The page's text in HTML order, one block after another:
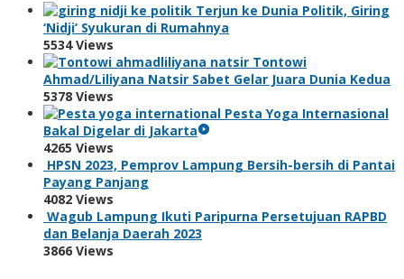
Terjun ke Dunia Politik, Giring
‘Nidji’ Syukuran di Rumahnya
5534 Views
Tontowi
Ahmad/Liliyana Natsir Sabet Gelar Juara Dunia Kedua
5378 Views
Pesta Yoga Internasional
Bakal Digelar di Jakarta
4265 Views
HPSN 2023, Pemprov Lampung Bersih-bersih di Pantai
Payang Panjang
4082 Views
Wagub Lampung Ikuti Paripurna Persetujuan RAPBD
dan Belanja Daerah 2023
3866 Views